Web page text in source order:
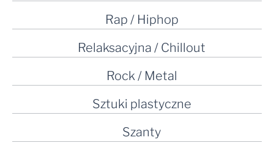
Rap / Hiphop
Relaksacyjna / Chillout
Rock / Metal
Sztuki plastyczne
Szanty